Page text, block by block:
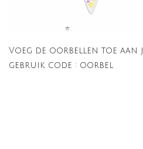
Voeg de oorbellen toe aan
gebruik code : oorbel